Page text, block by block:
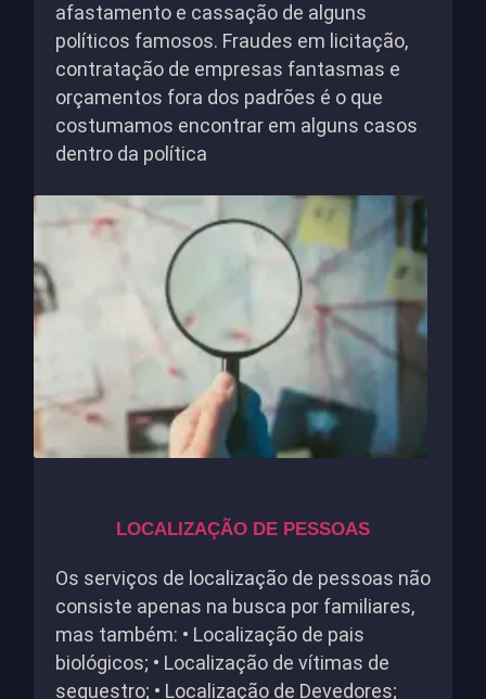
afastamento e cassação de alguns
políticos famosos. Fraudes em licitação,
contratação de empresas fantasmas e
orçamentos fora dos padrões é o que
costumamos encontrar em alguns casos
dentro da política
LOCALIZAÇÃO DE PESSOAS
Os serviços de localização de pessoas não
consiste apenas na busca por familiares,
mas também: • Localização de pais
biológicos; • Localização de vítimas de
sequestro; • Localização de Devedores;